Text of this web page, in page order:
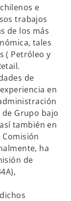
e
trabajos
de los más
tales
( Petróleo y
de
en
Grupo bajo
también en
ha
de